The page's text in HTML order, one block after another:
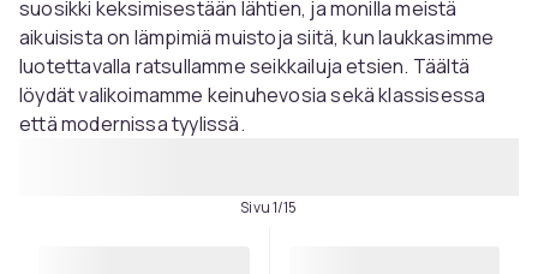
suosikki keksimisestään lähtien, ja monilla meistä
aikuisista on lämpimiä muistoja siitä, kun laukkasimme
luotettavalla ratsullamme seikkailuja etsien. Täältä
löydät valikoimamme keinuhevosia sekä klassisessa
että modernissa tyylissä.
Sivu 1/15